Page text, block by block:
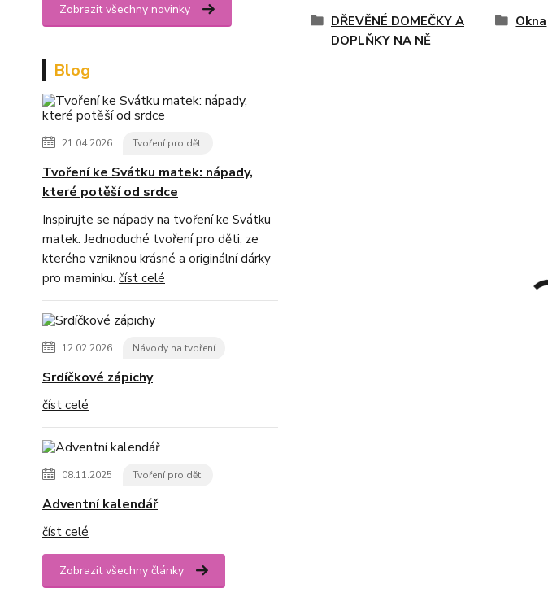
Zobrazit všechny novinky
Blog
21.04.2026 Tvoření pro děti
Tvoření ke Svátku matek: nápady,
které potěší od srdce
Inspirujte se nápady na tvoření ke Svátku
matek. Jednoduché tvoření pro děti, ze
kterého vzniknou krásné a originální dárky
pro maminku. číst celé
12.02.2026 Návody na tvoření
Srdíčkové zápichy
číst celé
08.11.2025 Tvoření pro děti
Adventní kalendář
číst celé
Zobrazit všechny články
DŘEVĚNÉ DOMEČKY A
DOPLŇKY NA NĚ
Okna